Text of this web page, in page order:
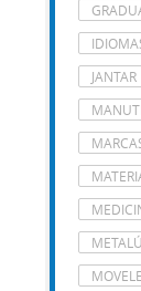
JANTAR